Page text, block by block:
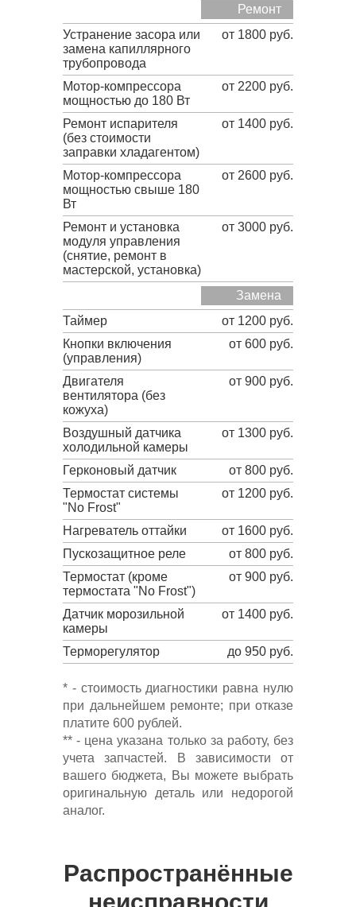
Ремонт
Устранение засора или
замена капиллярного
трубопровода
от 1800 руб.
Мотор-компрессора
мощностью до 180 Вт
от 2200 руб.
Ремонт испарителя
(без стоимости
заправки хладагентом)
от 1400 руб.
Мотор-компрессора
мощностью свыше 180
Вт
от 2600 руб.
Ремонт и установка
модуля управления
(снятие, ремонт в
мастерской, установка)
от 3000 руб.
Замена
Таймер
от 1200 руб.
Кнопки включения
(управления)
от 600 руб.
Двигателя
вентилятора (без
кожуха)
от 900 руб.
Воздушный датчика
холодильной камеры
от 1300 руб.
Герконовый датчик
от 800 руб.
Термостат системы
"No Frost"
от 1200 руб.
Нагреватель оттайки
от 1600 руб.
Пускозащитное реле
от 800 руб.
Термостат (кроме
термостата "No Frost")
от 900 руб.
Датчик морозильной
камеры
от 1400 руб.
Терморегулятор до 950 руб.
* - стоимость диагностики равна нулю
при дальнейшем ремонте; при отказе
платите 600 рублей.
** - цена указана только за работу, без
учета запчастей. В зависимости от
вашего бюджета, Вы можете выбрать
оригинальную деталь или недорогой
аналог.
Распространённые